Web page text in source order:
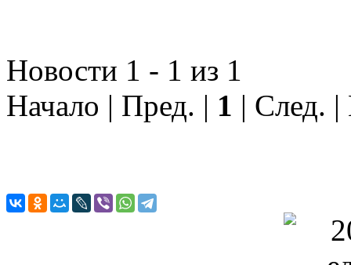
Новости 1 - 1 из 1
Начало | Пред. | 1 | След.